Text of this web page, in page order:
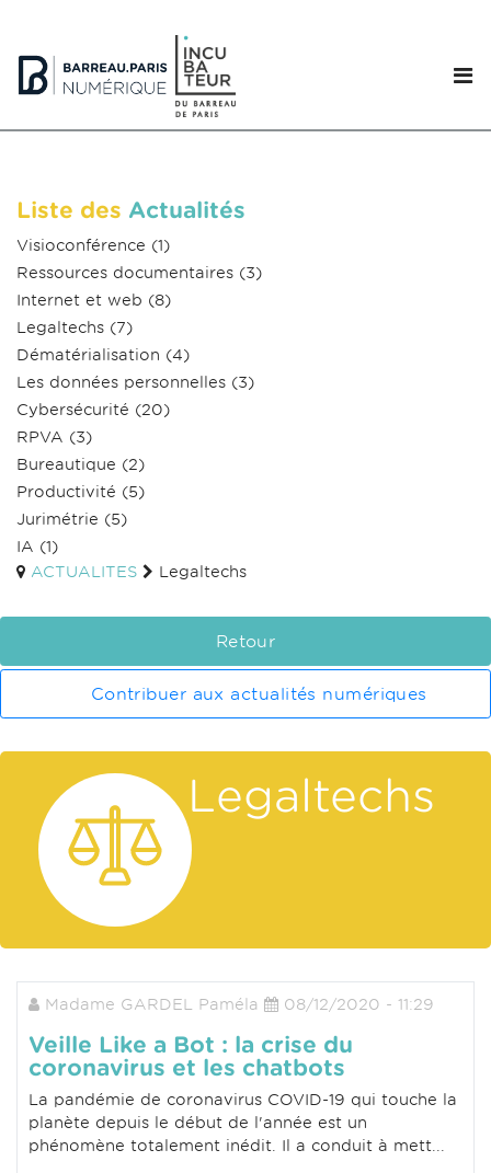
Liste des Actualités
Visioconférence (1)
Ressources documentaires (3)
Internet et web (8)
Legaltechs (7)
Dématérialisation (4)
Les données personnelles (3)
Cybersécurité (20)
RPVA (3)
Bureautique (2)
Productivité (5)
Jurimétrie (5)
IA (1)
ACTUALITES
Legaltechs
Retour
Contribuer aux actualités numériques
Legaltechs
Madame GARDEL Paméla 08/12/2020 - 11:29
Veille Like a Bot : la crise du
coronavirus et les chatbots
La pandémie de coronavirus COVID-19 qui touche la
planète depuis le début de l'année est un
phénomène totalement inédit. Il a conduit à mett...